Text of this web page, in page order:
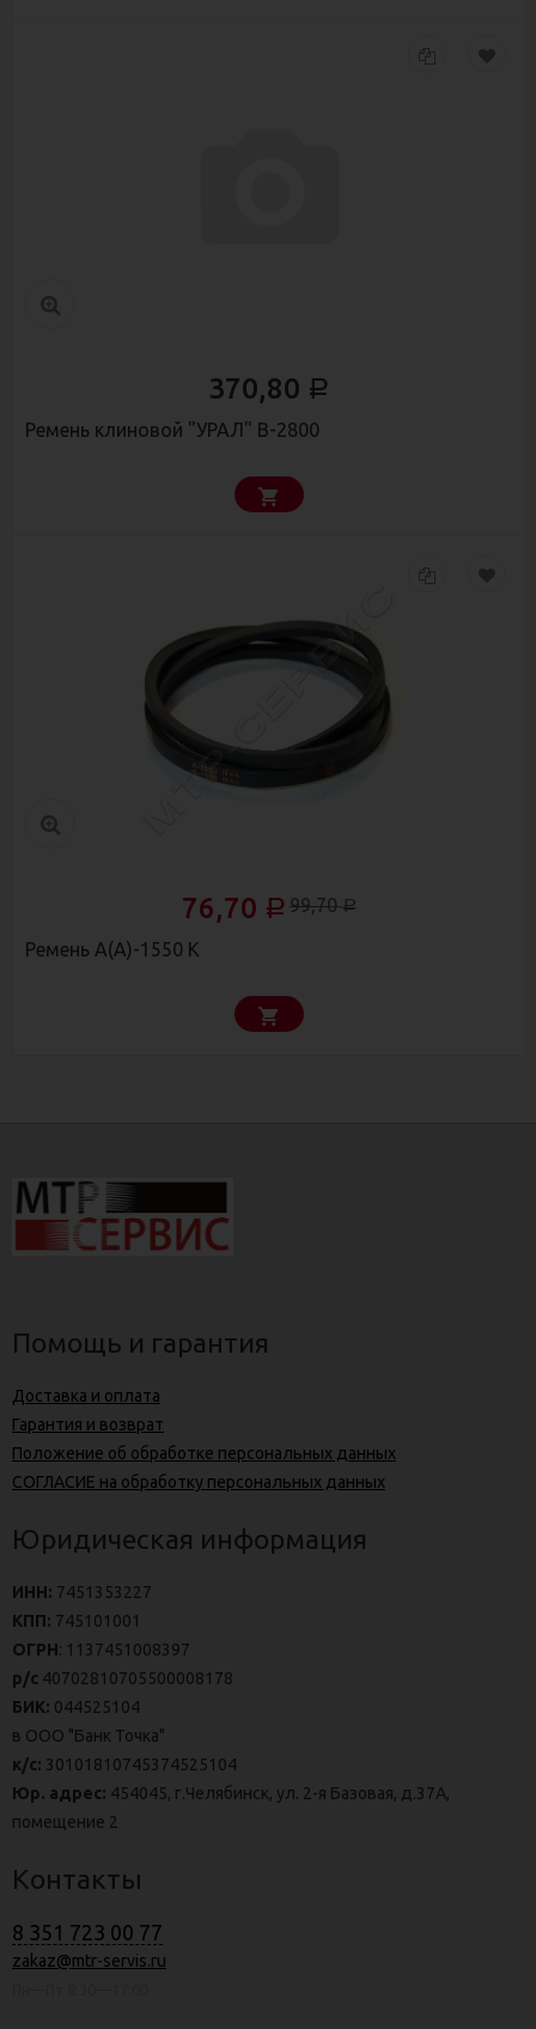
370,80 Р
Ремень клиновой "УРАЛ" В-2800
76,70 Р 99,70Р
Ремень А(А)-1550 К
Помощь и гарантия
Доставка и оплата
Гарантия и возврат
Положение об обработке персональных данных
СОГЛАСИЕ на обработку персональных данных
Юридическая информация
ИНН: 7451353227
КПП: 745101001
ОГРН: 1137451008397
р/с 40702810705500008178
БИК: 044525104
в ООО "Банк Точка"
к/с: 30101810745374525104
Юр. адрес: 454045, г.Челябинск, ул. 2-я Базовая, д.37А,
помещение 2
Контакты
8 351 723 00 77
zakaz@mtr-servis.ru